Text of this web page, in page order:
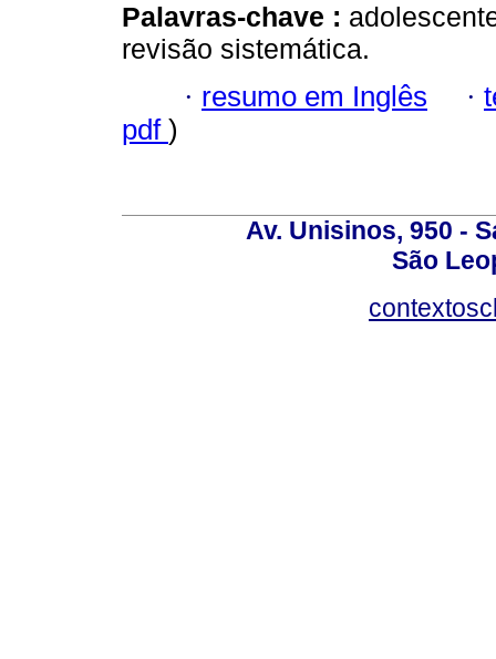
Palavras-chave :
revisão sistemática.
· resumo em Inglês ·
pdf )
Av. Unisinos, 950 -
São